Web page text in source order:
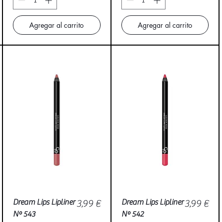
Agregar al carrito Agregar al carrito
Vista rápida
Dream Lips Lipliner
Nº 543
Precio
3,99 € Vista rápida
Dream Lips Lipliner
Nº 542
Precio
3,99 €